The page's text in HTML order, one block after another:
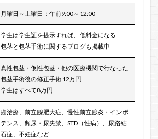
月曜日～土曜日：午前9:00～12:00
学生は学生証を提示すれば、低料金になる
包茎と包茎手術に関するブログも掲載中
真性包茎・仮性包茎・他の医療機関で行なった
包茎手術後の修正手術 12万円
学生はすべて8万円
癌治療、前立腺肥大症、慢性前立腺炎・インポ
テンス、頻尿・尿失禁、STD（性病）、尿路結
石症、不妊症など